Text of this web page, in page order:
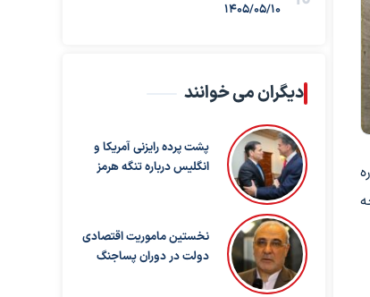
1405/05/10
دیگران می خوانند
پشت پرده رایزنی آمریکا و
انگلیس درباره تنگه هرمز
نخستین ماموریت اقتصادی
دولت در دوران پساجنگ